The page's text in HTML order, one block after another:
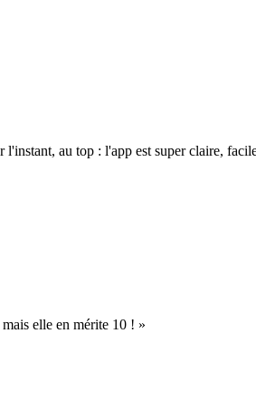
au top : l'app est super claire,
elle en mérite 10 ! »